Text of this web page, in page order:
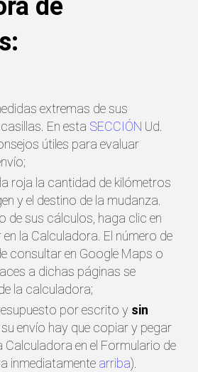
de
extremas de sus
En esta SECCIÓN Ud.
útiles para evaluar
roja la cantidad de kilómetros
y el destino de la mudanza.
de sus cálculos, haga clic en
la Calculadora. El número de
consultar en Google Maps o
a dichas páginas se
la calculadora;
por escrito y sin
envío hay que copiar y pegar
Calculadora en el Formulario de
inmediatamente arriba).